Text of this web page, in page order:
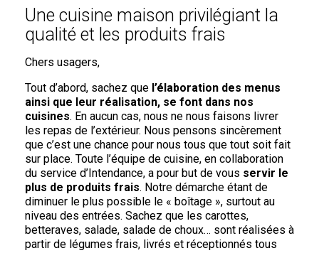
Une cuisine maison privilégiant la
qualité et les produits frais
Chers usagers,
Tout d’abord, sachez que l’élaboration des menus
ainsi que leur réalisation, se font dans nos
cuisines. En aucun cas, nous ne nous faisons livrer
les repas de l’extérieur. Nous pensons sincèrement
que c’est une chance pour nous tous que tout soit fait
sur place. Toute l’équipe de cuisine, en collaboration
du service d’Intendance, a pour but de vous servir le
plus de produits frais. Notre démarche étant de
diminuer le plus possible le « boîtage », surtout au
niveau des entrées. Sachez que les carottes,
betteraves, salade, salade de choux… sont réalisées à
partir de légumes frais, livrés et réceptionnés tous